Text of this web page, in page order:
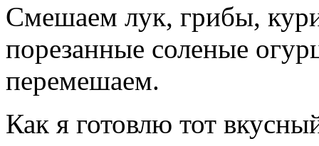
Смешаем лук, грибы,
порезанные соленые
перемешаем.
Как я готовлю тот